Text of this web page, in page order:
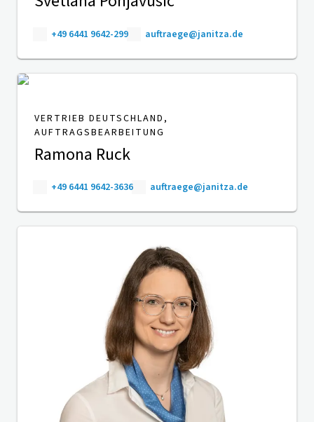
+49 6441 9642-299 auftraege@janitza.de
VERTRIEB DEUTSCHLAND,
AUFTRAGSBEARBEITUNG
Ramona Ruck
+49 6441 9642-3636 auftraege@janitza.de